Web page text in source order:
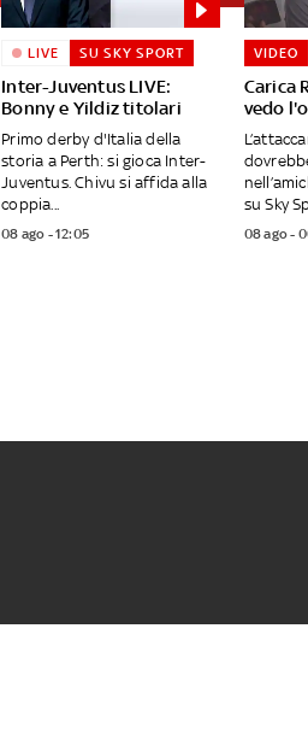
Inter-Juventus LIVE:
Bonny e Yildiz titolari
LIVE SU SKY SPORT
Primo derby d'Italia della
storia a Perth: si gioca Inter-
Juventus. Chivu si affida alla
coppia...
08 ago - 12:05
Carica
vedo
VIDEO
su Sky
08 ago -